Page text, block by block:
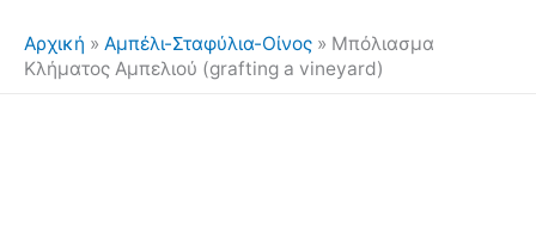
Αρχική » Αμπέλι-Σταφύλια-Οίνος » Μπόλιασμα
Κλήματος Αμπελιού (grafting a vineyard)